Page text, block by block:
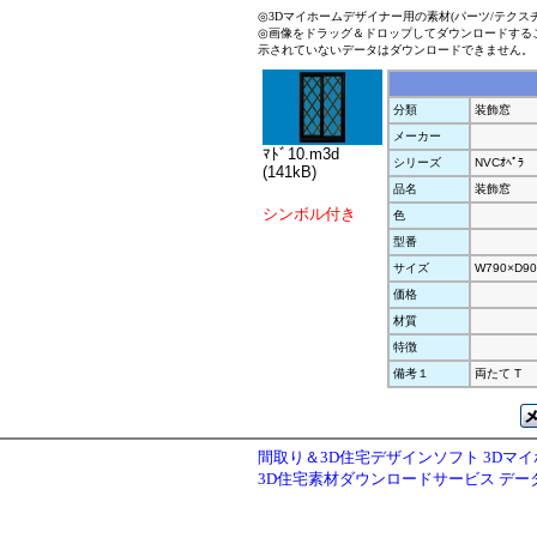
◎3Dマイホームデザイナー用の素材(パーツ/テクス
◎画像をドラッグ＆ドロップしてダウンロードす
示されていないデータはダウンロードできません。
ﾏﾄﾞ10.m3d
(141kB)
シンボル付き
分類
装飾窓
メーカー
シリーズ
NVCｵﾍﾟﾗ
品名
装飾窓
色
型番
サイズ
価格
材質
特徴
備考１
両たて T
間取り＆3D住宅デザインソフト 3Dマ
3D住宅素材ダウンロードサービス デー